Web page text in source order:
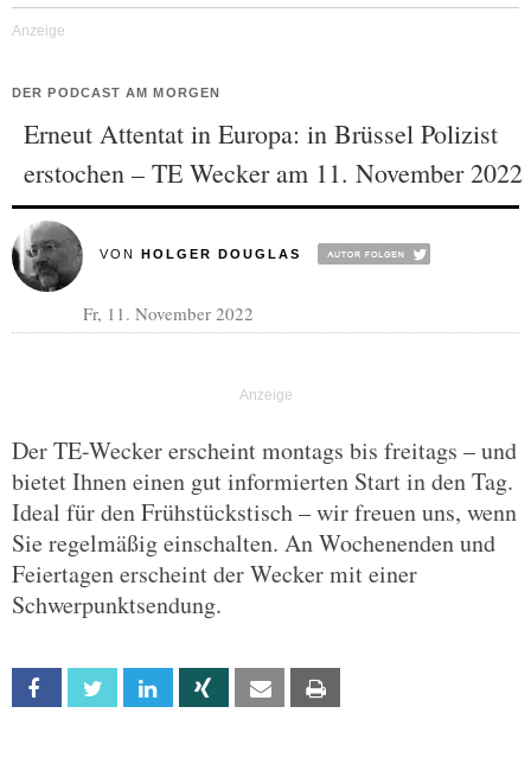
DER PODCAST AM MORGEN
Erneut Attentat in Europa: in Brüssel Polizist
erstochen – TE Wecker am 11. November 2022
VON HOLGER DOUGLAS
Fr, 11. November 2022
Der TE-Wecker erscheint montags bis freitags – und
bietet Ihnen einen gut informierten Start in den Tag.
Ideal für den Frühstückstisch – wir freuen uns, wenn
Sie regelmäßig einschalten. An Wochenenden und
Feiertagen erscheint der Wecker mit einer
Schwerpunktsendung.
Facebook Twitter Linkedin Xing Email